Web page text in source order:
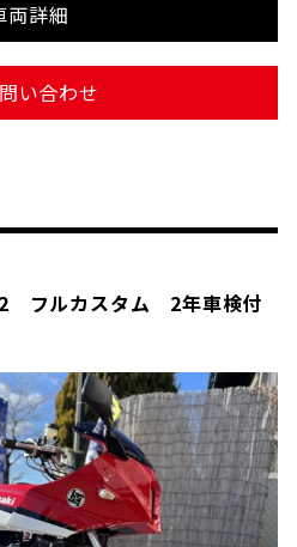
両詳細
い合わせ
フルカスタム 2年車検付